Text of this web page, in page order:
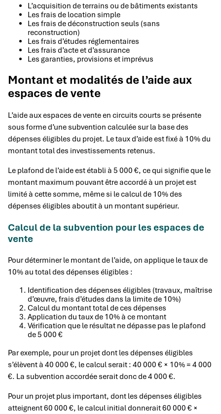
L’acquisition de terrains ou de bâtiments existants
Les frais de location simple
Les frais de déconstruction seuls (sans
reconstruction)
Les frais d’études réglementaires
Les frais d’acte et d’assurance
Les garanties, provisions et imprévus
Montant et modalités de l’aide aux
espaces de vente
L’aide aux espaces de vente en circuits courts se présente
sous forme d’une subvention calculée sur la base des
dépenses éligibles du projet. Le taux d’aide est fixé à 10% du
montant total des investissements retenus.
Le plafond de l’aide est établi à 5 000 €, ce qui signifie que le
montant maximum pouvant être accordé à un projet est
limité à cette somme, même si le calcul de 10% des
dépenses éligibles aboutit à un montant supérieur.
Calcul de la subvention pour les espaces de
vente
Pour déterminer le montant de l’aide, on applique le taux de
10% au total des dépenses éligibles :
Identification des dépenses éligibles (travaux, maîtrise
d’œuvre, frais d’études dans la limite de 10%)
Calcul du montant total de ces dépenses
Application du taux de 10% à ce montant
Vérification que le résultat ne dépasse pas le plafond
de 5 000 €
Par exemple, pour un projet dont les dépenses éligibles
s’élèvent à 40 000 €, le calcul serait : 40 000 € × 10% = 4 000
€. La subvention accordée serait donc de 4 000 €.
Pour un projet plus important, dont les dépenses éligibles
atteignent 60 000 €, le calcul initial donnerait 60 000 € ×